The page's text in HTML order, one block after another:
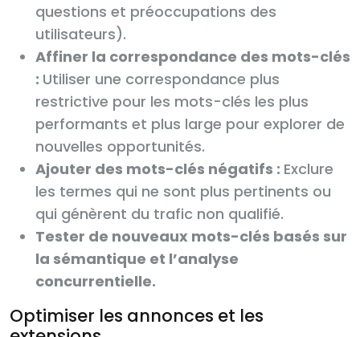
questions et préoccupations des
utilisateurs).
Affiner la correspondance des mots-clés
: Utiliser une correspondance plus
restrictive pour les mots-clés les plus
performants et plus large pour explorer de
nouvelles opportunités.
Ajouter des mots-clés négatifs : Exclure
les termes qui ne sont plus pertinents ou
qui génèrent du trafic non qualifié.
Tester de nouveaux mots-clés basés sur
la sémantique et l’analyse
concurrentielle.
Optimiser les annonces et les